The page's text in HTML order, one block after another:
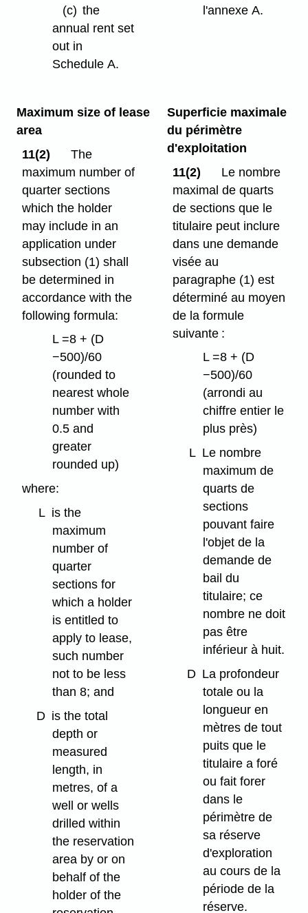
(c) the
annual rent set
out in
Schedule A.
l'annexe A.
Maximum size of lease
area
11(2)
The
maximum number of
quarter sections
which the holder
may include in an
application under
subsection (1) shall
be determined in
accordance with the
following formula:
L =8 + (D
−500)/60
(rounded to
nearest whole
number with
0.5 and
greater
rounded up)
where:
L is the
maximum
number of
quarter
sections for
which a holder
is entitled to
apply to lease,
such number
not to be less
than 8; and
D is the total
depth or
measured
length, in
metres, of a
well or wells
drilled within
the reservation
area by or on
behalf of the
holder of the
Superficie maximale
du périmètre
d'exploitation
11(2)
Le nombre
maximal de quarts
de sections que le
titulaire peut inclure
dans une demande
visée au
paragraphe (1) est
déterminé au moyen
de la formule
suivante :
L =8 + (D
−500)/60
(arrondi au
chiffre entier le
plus près)
L Le nombre
maximum de
quarts de
sections
pouvant faire
l'objet de la
demande de
bail du
titulaire; ce
nombre ne doit
pas être
inférieur à huit.
D La profondeur
totale ou la
longueur en
mètres de tout
puits que le
titulaire a foré
ou fait forer
dans le
périmètre de
sa réserve
d'exploration
au cours de la
période de la
réserve.